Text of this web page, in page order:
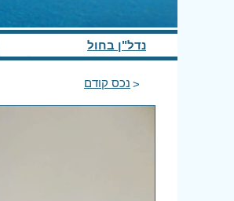
נדל"ן בחול
נכס קודם